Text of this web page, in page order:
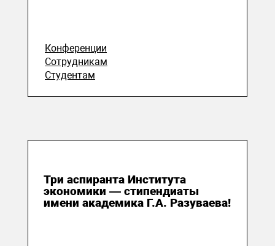
Конференции
Сотрудникам
Студентам
Три аспиранта Института
экономики — стипендиаты
имени академика Г.А. Разуваева!